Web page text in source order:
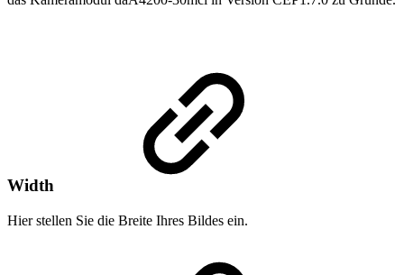
Width
Hier stellen Sie die Breite Ihres Bildes ein.